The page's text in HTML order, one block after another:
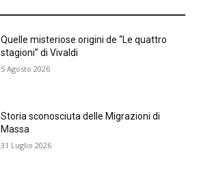
Quelle misteriose origini de “Le quattro
stagioni” di Vivaldi
5 Agosto 2026
Storia sconosciuta delle Migrazioni di
Massa
31 Luglio 2026